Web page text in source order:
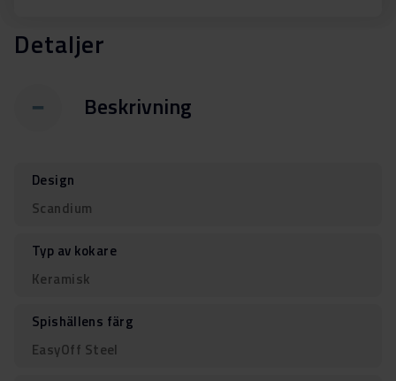
Detaljer
Beskrivning
Design
Scandium
Typ av kokare
Keramisk
Spishällens färg
EasyOff Steel